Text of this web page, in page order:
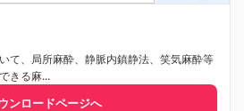
て、局所麻酔、静脈内鎮静法、笑気麻酔等
きる麻...
ンロードページへ